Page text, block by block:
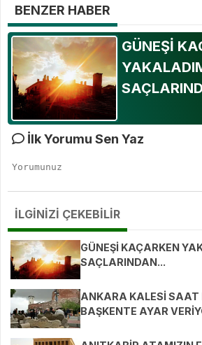
BENZER HABER
GÜNEŞİ
İlk Yorumu Sen Yaz
İLGİNİZİ ÇEKEBİLİR
GÜNEŞİ KAÇARKEN
SAÇLARINDAN...
ANKARA KALESİ SAAT
BAŞKENTE AYAR